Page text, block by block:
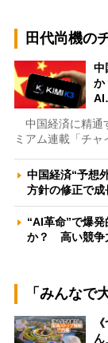
田代尚機の
中
か
中国経済に精通
ミアム連載「チ
中国経済“予想
方針の修正で
“AI革命”で爆
か？ 高い競争
「みんなで
ん